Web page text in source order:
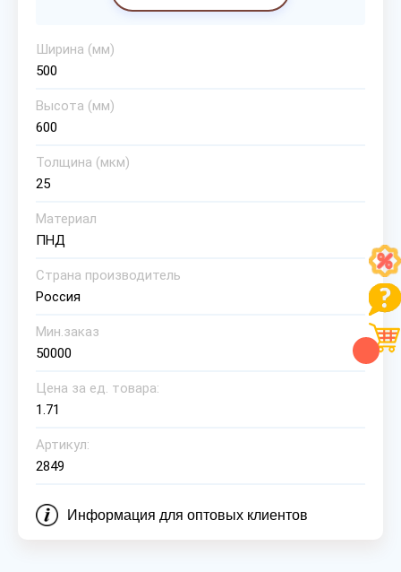
Ширина (мм)
500
Высота (мм)
600
Толщина (мкм)
25
Материал
ПНД
Страна производитель
Россия
Мин.заказ
50000
Цена за ед. товара:
1.71
Артикул:
2849
Информация для оптовых клиентов